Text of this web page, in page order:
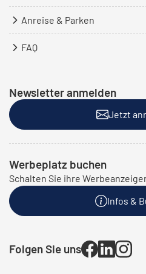
Anreise & Parken
FAQ
Newsletter anmelden
Jetzt
Werbeplatz buchen
Schalten Sie ihre
Infos &
Folgen Sie uns